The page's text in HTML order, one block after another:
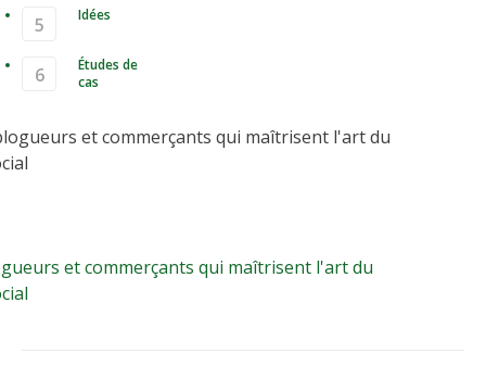
Idées
Études de
cas
et commerçants qui maîtrisent l'art du